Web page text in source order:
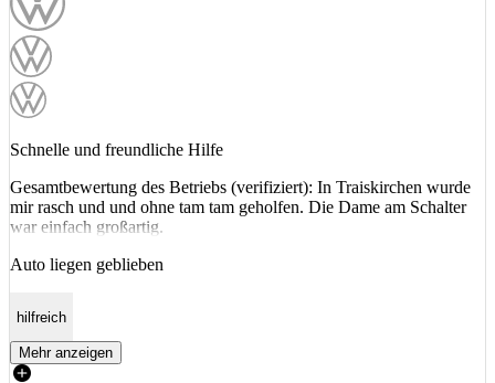
Schnelle und freundliche Hilfe
Gesamtbewertung des Betriebs (verifiziert): In Traiskirchen wurde
mir rasch und und ohne tam tam geholfen. Die Dame am Schalter
war einfach großartig.
Auto liegen geblieben
hilfreich
Mehr anzeigen